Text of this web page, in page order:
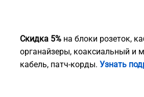
Скидка 5% на блоки розеток,
органайзеры, коаксиальный и
кабель, патч-корды. Узнать